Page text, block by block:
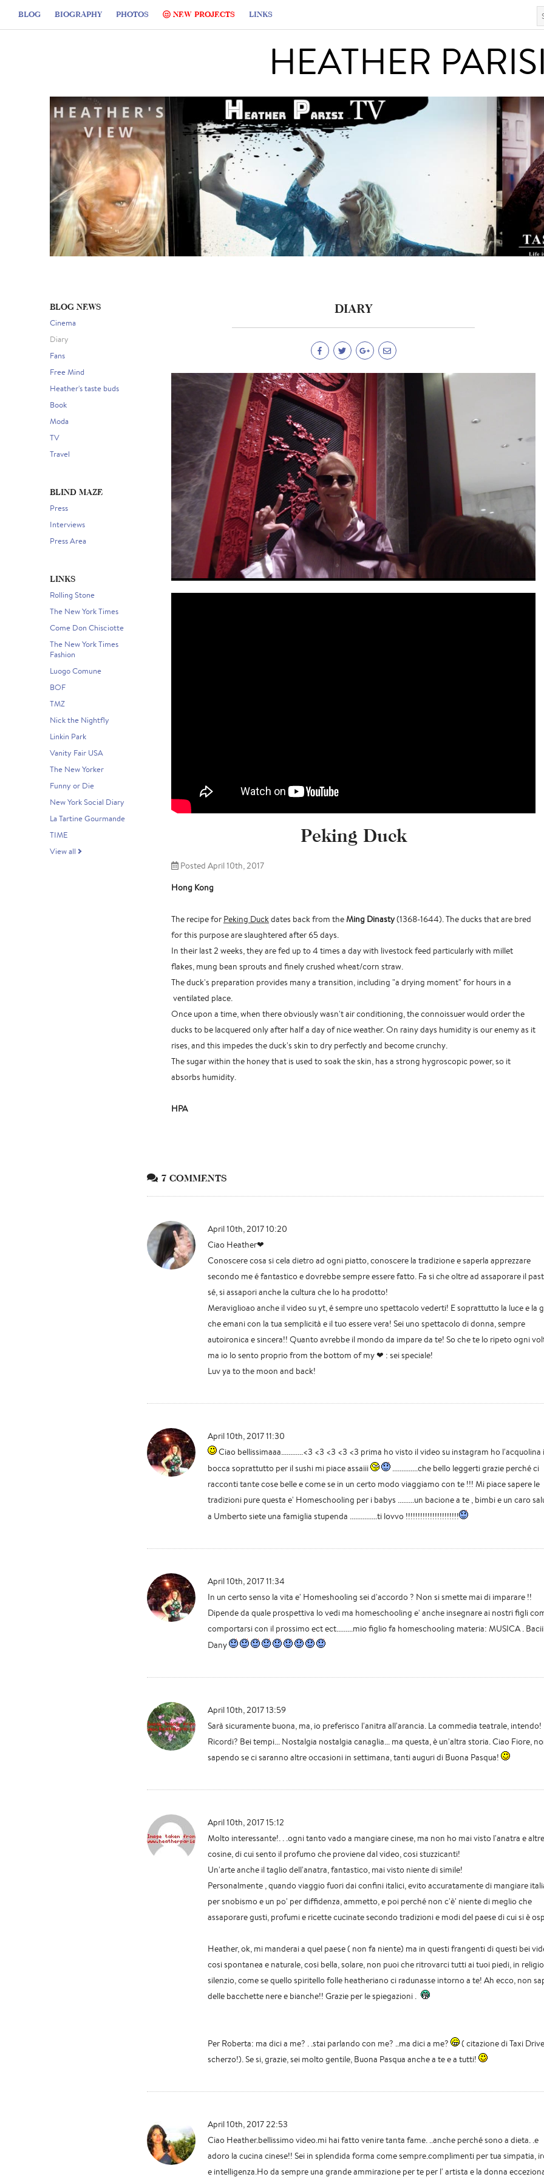
BLOG BIOGRAPHY PHOTOS NEW PROJECTS LINKS
HEATHER PARISI
BLOG NEWS
Cinema
Diary
Fans
Free Mind
Heather's taste buds
Book
Moda
TV
Travel
BLIND MAZE
Press
Interviews
Press Area
LINKS
Rolling Stone
The New York Times
Come Don Chisciotte
The New York Times
Fashion
Luogo Comune
BOF
TMZ
Nick the Nightfly
Linkin Park
Vanity Fair USA
The New Yorker
Funny or Die
New York Social Diary
La Tartine Gourmande
TIME
View all
DIARY
Peking Duck
Posted April 10th, 2017
Hong Kong
The recipe for Peking Duckdates back from theMing Dinasty(1368-1644). The ducks that are bred
for this purpose are slaughtered after 65 days.
In their last 2 weeks, they are fed up to 4 times a day with livestock feed particularly with millet
flakes, mung bean sprouts and finely crushed wheat/corn straw.
The duck's preparation provides many a transition, including "a drying moment" for hours in a
ventilated place.
Once upon a time, when there obviously wasn't air conditioning, the connoissuer would order the
ducks to be lacquered only after half a day of nice weather. On rainy days humidity is our enemy as it
rises, and this impedes the duck's skin to dry perfectly and become crunchy.
The sugar within the honey that is used to soak the skin, has a strong hygroscopic power, so it
absorbs humidity.
HPA
7 COMMENTS
April 10th, 2017 10:20
Ciao Heather❤
Conoscere cosa si cela dietro ad ogni piatto, conoscere la tradizione e saperla apprezzare
secondo me é fantastico e dovrebbe sempre essere fatto. Fa si che oltre ad assaporare il
sé, si assapori anche la cultura che lo ha prodotto!
Meraviglioao anche il video su yt, é sempre uno spettacolo vederti! E soprattutto la luce e la
che emani con la tua semplicità e il tuo essere vera! Sei uno spettacolo di donna, sempre
autoironica e sincera!! Quanto avrebbe il mondo da impare da te! So che te lo ripeto ogni
ma io lo sento proprio from the bottom of my ❤ : sei speciale!
Luv ya to the moon and back!
April 10th, 2017 11:30
Ciao bellissimaaa............<3 <3 <3 <3 <3 prima ho visto il video su instagram ho l'acquolina
bocca soprattutto per il sushi mi piace assaiii
..............che bello leggerti grazie perché ci
racconti tante cose belle e come se in un certo modo viaggiamo con te !!! Mi piace sapere le
tradizioni pure questa e' Homeschooling per i babys .........un bacione a te , bimbi e un caro
a Umberto siete una famiglia stupenda ...............ti lovvo !!!!!!!!!!!!!!!!!!!!!!
April 10th, 2017 11:34
In un certo senso la vita e' Homeshooling sei d'accordo ? Non si smette mai di imparare !!
Dipende da quale prospettiva lo vedi ma homeschooling e' anche insegnare ai nostri figli
comportarsi con il prossimo ect ect.........mio figlio fa homeschooling materia: MUSICA .
Dany
April 10th, 2017 13:59
Sarà sicuramente buona, ma, io preferisco l'anitra all'arancia. La commedia teatrale, intendo!
Ricordi? Bei tempi... Nostalgia nostalgia canaglia... ma questa, è un'altra storia. Ciao Fiore,
sapendo se ci saranno altre occasioni in settimana, tanti auguri di Buona Pasqua!
April 10th, 2017 15:12
Molto interessante!. . .ogni tanto vado a mangiare cinese, ma non ho mai visto l'anatra e altre
cosine, di cui sento il profumo che proviene dal video, cosi stuzzicanti!
Un'arte anche il taglio dell'anatra, fantastico, mai visto niente di simile!
Personalmente , quando viaggio fuori dai confini italici, evito accuratamente di mangiare
per snobismo e un po' per diffidenza, ammetto, e poi perché non c'è' niente di meglio che
assaporare gusti, profumi e ricette cucinate secondo tradizioni e modi del paese di cui si è
Heather, ok, mi manderai a quel paese ( non fa niente) ma in questi frangenti di questi bei
cosi spontanea e naturale, cosi bella, solare, non puoi che ritrovarci tutti ai tuoi piedi, in
silenzio, come se quello spiritello folle heatheriano ci radunasse intorno a te! Ah ecco, non
delle bacchette nere e bianche!! Grazie per le spiegazioni .
Per Roberta: ma dici a me? . .stai parlando con me? ..ma dici a me?
( citazione di Taxi
scherzo!). Se si, grazie, sei molto gentile, Buona Pasqua anche a te e a tutti!
April 10th, 2017 22:53
Ciao Heather.bellissimo video.mi hai fatto venire tanta fame. ..anche perché sono a dieta. .e
adoro la cucina cinese!! Sei in splendida forma come sempre.complimenti per tua simpatia,
e intelligenza.Ho da sempre una grande ammirazione per te per l' artista e la donna